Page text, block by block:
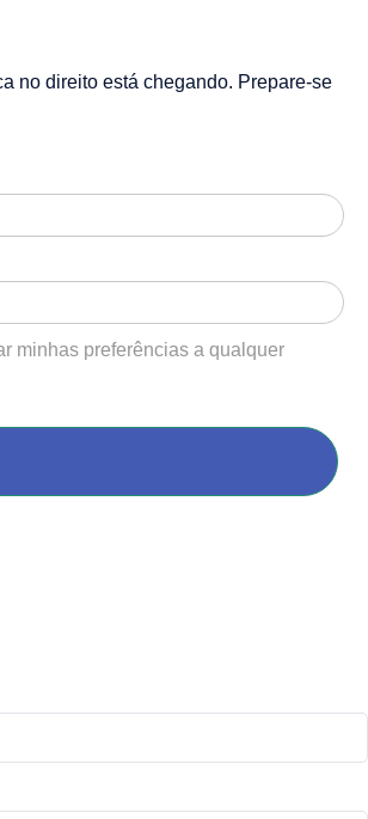
no direito está chegando. Prepare-se
minhas preferências a qualquer